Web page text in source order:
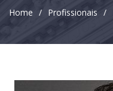
Home Profissionais